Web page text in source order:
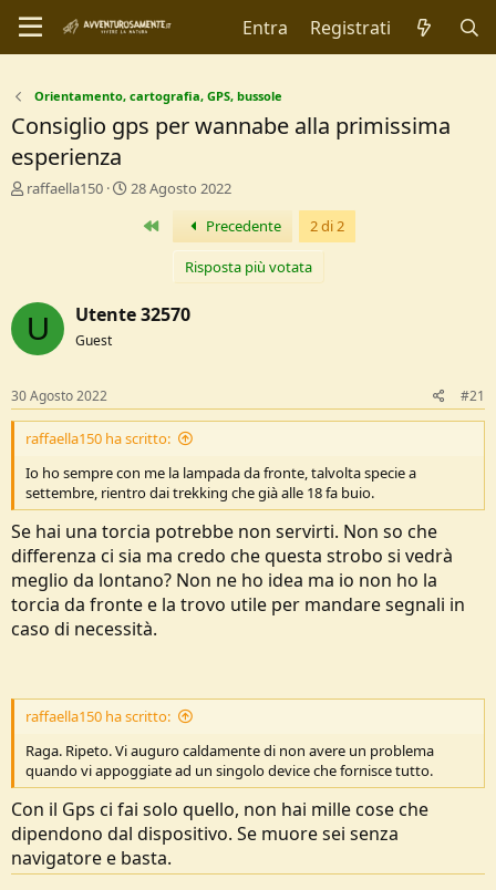
Entra Registrati
Orientamento, cartografia, GPS, bussole
Consiglio gps per wannabe alla primissima
esperienza
C
r
D
c
u
s
s
i
o
n
e
raffaella150
D
I
n
o
28 Agosto 2022
Primo Precedente 2 di 2
Risposta più votata
U Utente 32570
Guest
30 Agosto 2022 #21
raffaella150 ha scritto:
Io ho sempre con me la lampada da fronte, talvolta specie a
settembre, rientro dai trekking che già alle 18 fa buio.
Se hai una torcia potrebbe non servirti. Non so che
differenza ci sia ma credo che questa strobo si vedrà
meglio da lontano? Non ne ho idea ma io non ho la
torcia da fronte e la trovo utile per mandare segnali in
caso di necessità.
raffaella150 ha scritto:
Raga. Ripeto. Vi auguro caldamente di non avere un problema
quando vi appoggiate ad un singolo device che fornisce tutto.
Con il Gps ci fai solo quello, non hai mille cose che
dipendono dal dispositivo. Se muore sei senza
navigatore e basta.